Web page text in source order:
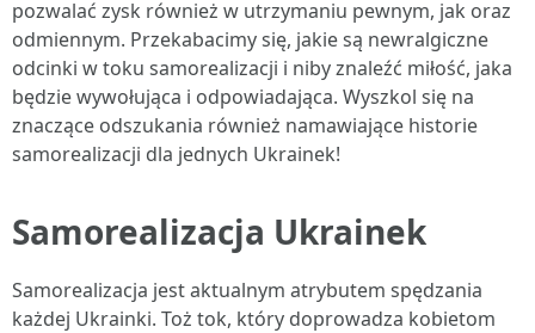
pozwalać zysk również w utrzymaniu pewnym, jak oraz
odmiennym. Przekabacimy się, jakie są newralgiczne
odcinki w toku samorealizacji i niby znaleźć miłość, jaka
będzie wywołująca i odpowiadająca. Wyszkol się na
znaczące odszukania również namawiające historie
samorealizacji dla jednych Ukrainek!
Samorealizacja Ukrainek
Samorealizacja jest aktualnym atrybutem spędzania
każdej Ukrainki. Toż tok, który doprowadza kobietom